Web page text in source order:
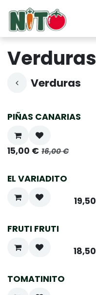
Ir al contenido
Verduras
Verduras
PIÑAS CANARIAS
15,00 € 16,00€
¡Nuevo!
EL VARIADITO
19,50
FRUTI FRUTI
18,50
TOMATINITO